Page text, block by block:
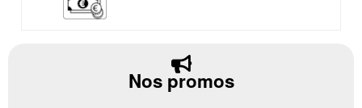
Nos promos